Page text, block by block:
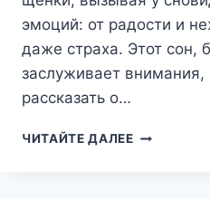
эмоций: от радости и
даже страха. Этот сон,
заслуживает
рассказать о…
ЧИТАЙТЕ ДАЛЕЕСОН